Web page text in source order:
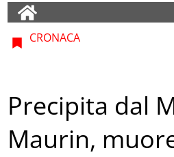
CRONACA
Precipita dal
Maurin,